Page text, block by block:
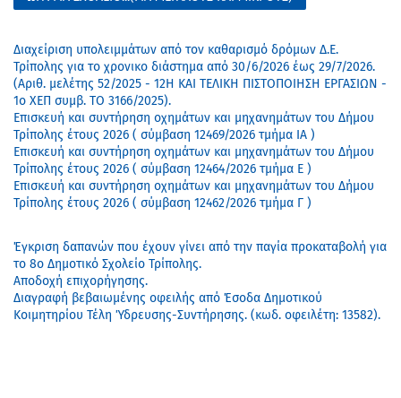
Διαχείριση υπολειμμάτων από τον καθαρισμό δρόμων Δ.Ε.
Τρίπολης για το χρονικο διάστημα από 30/6/2026 έως 29/7/2026.
(Aριθ. μελέτης 52/2025 - 12Η ΚΑΙ ΤΕΛΙΚΗ ΠΙΣΤΟΠΟΙΗΣΗ ΕΡΓΑΣΙΩΝ -
1ο ΧΕΠ συμβ. ΤΟ 3166/2025).
Επισκευή και συντήρηση οχημάτων και μηχανημάτων του Δήμου
Τρίπολης έτους 2026 ( σύμβαση 12469/2026 τμήμα ΙΑ )
Επισκευή και συντήρηση οχημάτων και μηχανημάτων του Δήμου
Τρίπολης έτους 2026 ( σύμβαση 12464/2026 τμήμα Ε )
Επισκευή και συντήρηση οχημάτων και μηχανημάτων του Δήμου
Τρίπολης έτους 2026 ( σύμβαση 12462/2026 τμήμα Γ )
Έγκριση δαπανών που έχουν γίνει από την παγία προκαταβολή για
το 8ο Δημοτικό Σχολείο Τρίπολης.
Αποδοχή επιχορήγησης.
Διαγραφή βεβαιωμένης οφειλής από Έσοδα Δημοτικού
Κοιμητηρίου Τέλη Ύδρευσης-Συντήρησης. (κωδ. οφειλέτη: 13582).